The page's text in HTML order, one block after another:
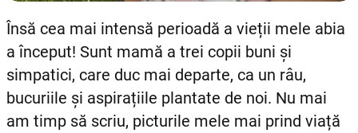
Însă cea mai intensă perioadă a vieții mele abia
a început! Sunt mamă a trei copii buni și
simpatici, care duc mai departe, ca un râu,
bucuriile și aspirațiile plantate de noi. Nu mai
am timp să scriu, picturile mele mai prind viață